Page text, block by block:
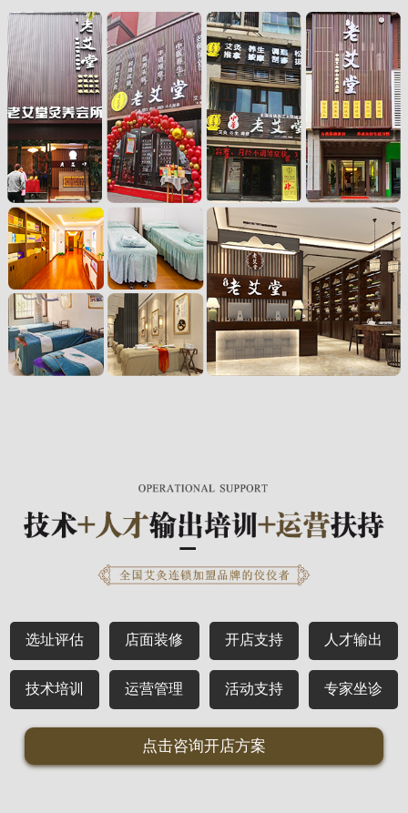
选址评估 店面装修 开店支持 人才输出
技术培训 运营管理 活动支持 专家坐诊
点击咨询开店方案